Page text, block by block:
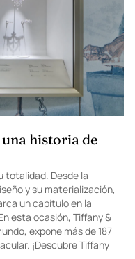
historia de
totalidad. Desde la
y su materialización,
un capítulo en la
esta ocasión, Tiffany &
expone más de 187
¡Descubre Tiffany